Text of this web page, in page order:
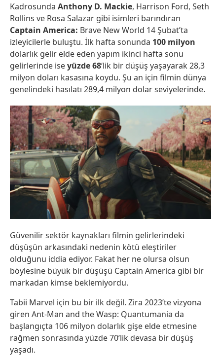
Kadrosunda Anthony D. Mackie, Harrison Ford, Seth
Rollins ve Rosa Salazar gibi isimleri barındıran
Captain America: Brave New World 14 Şubat’ta
izleyicilerle buluştu. İlk hafta sonunda 100 milyon
dolarlık gelir elde eden yapım ikinci hafta sonu
gelirlerinde iseyüzde 68‘lik bir düşüş yaşayarak 28,3
milyon doları kasasına koydu. Şu an için filmin dünya
genelindeki hasılatı 289,4 milyon dolar seviyelerinde.
Güvenilir sektör kaynakları filmin gelirlerindeki
düşüşün arkasındaki nedenin kötü eleştiriler
olduğunu iddia ediyor. Fakat her ne olursa olsun
böylesine büyük bir düşüşü Captain America gibi bir
markadan kimse beklemiyordu.
Tabii Marvel için bu bir ilk değil. Zira 2023’te vizyona
giren Ant-Man and the Wasp: Quantumania da
başlangıçta 106 milyon dolarlık gişe elde etmesine
rağmen sonrasında yüzde 70’lik devasa bir düşüş
yaşadı.